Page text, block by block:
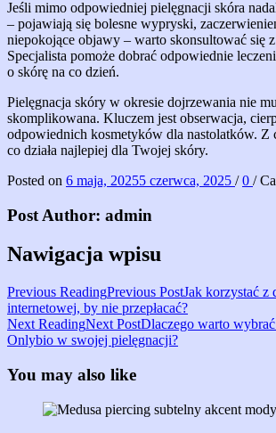
Jeśli mimo odpowiedniej pielęgnacji skóra
– pojawiają się bolesne wypryski,
niepokojące objawy – warto skonsultować się
Specjalista pomoże dobrać odpowiednie
o skórę na co dzień.
Pielęgnacja skóry w okresie dojrzewania nie
skomplikowana. Kluczem jest obserwacja,
odpowiednich kosmetyków dla nastolatków. Z
co działa najlepiej dla Twojej skóry.
Posted on 6 maja, 20255 czerwca, 2025 / 0 /
Post Author: admin
Nawigacja wpisu
Previous PostJak korzystać z
internetowej, by nie przepłacać?
Next PostDlaczego warto
Onlybio w swojej pielęgnacji?
You may also like